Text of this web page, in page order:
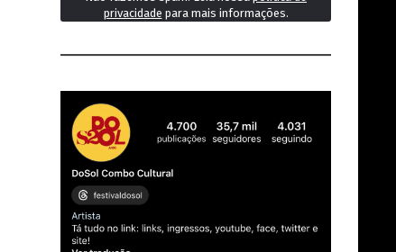
privacidade para mais informações.